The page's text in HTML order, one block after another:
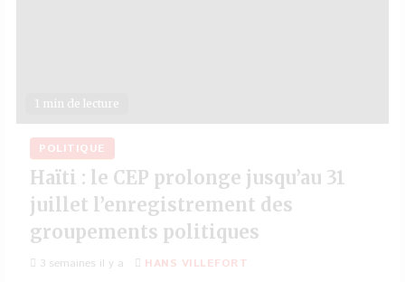
1 min de lecture
POLITIQUE
Haïti : le CEP prolonge jusqu’au 31
juillet l’enregistrement des
groupements politiques
3 semaines il y a HANS VILLEFORT